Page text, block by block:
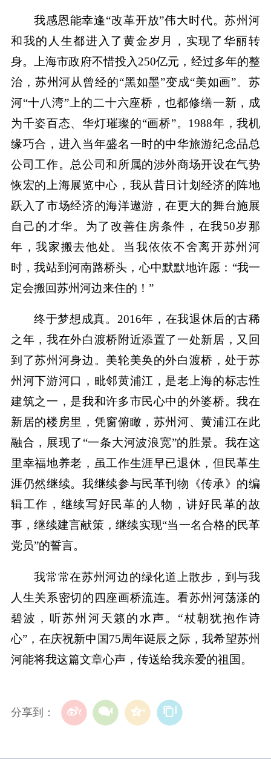
我感恩能幸逢“改革开放”伟大时代。苏州河
和我的人生都进入了黄金岁月，实现了华丽转
身。上海市政府不惜投入250亿元，经过多年的整
治，苏州河从曾经的“黑如墨”变成“美如画”。苏
河“十八湾”上的二十六座桥，也都修缮一新，成
为千姿百态、华灯璀璨的“画桥”。1988年，我机
缘巧合，进入当年盛名一时的中华旅游纪念品总
公司工作。总公司和所属的涉外商场开设在气势
恢宏的上海展览中心，我从昔日计划经济的阵地
跃入了市场经济的海洋遨游，在更大的舞台施展
自己的才华。为了改善住房条件，在我50岁那
年，我家搬去他处。当我依依不舍离开苏州河
时，我站到河南路桥头，心中默默地许愿：“我一
定会搬回苏州河边来住的！”
终于梦想成真。2016年，在我退休后的古稀
之年，我在外白渡桥附近添置了一处新居，又回
到了苏州河身边。美轮美奂的外白渡桥，处于苏
州河下游河口，毗邻黄浦江，是老上海的标志性
建筑之一，是我和许多市民心中的外婆桥。我在
新居的楼房里，凭窗俯瞰，苏州河、黄浦江在此
融合，展现了“一条大河波浪宽”的胜景。我在这
里幸福地养老，虽工作生涯早已退休，但民革生
涯仍然继续。我继续参与民革刊物《传承》的编
辑工作，继续写好民革的人物，讲好民革的故
事，继续建言献策，继续实现“当一名合格的民革
党员”的誓言。
我常常在苏州河边的绿化道上散步，到与我
人生关系密切的四座画桥流连。看苏州河荡漾的
碧波，听苏州河天籁的水声。“杖朝犹抱作诗
心”，在庆祝新中国75周年诞辰之际，我希望苏州
河能将我这篇文章心声，传送给我亲爱的祖国。
分享到：